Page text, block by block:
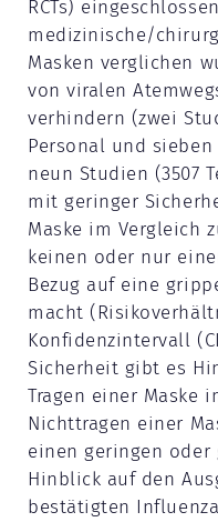
RCTs)
medizinische/
Masken verglichen
von viralen
verhindern (zwei
Personal und
neun Studien (3507
mit geringer
Maske im Vergleich
keinen oder nur
Bezug auf eine
macht
Konfidenzintervall
Sicherheit gibt es
Tragen einer Maske
Nichttragen einer
einen geringen
Hinblick auf den
bestätigten